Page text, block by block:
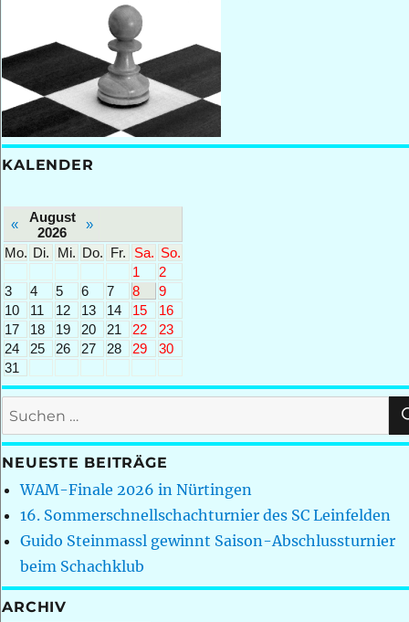
KALENDER
«
August
2026
»
Mo. Di. Mi. Do. Fr. Sa. So.
1
2
3
4 5 6 7 8
9
10
11 12 13 14 15
16
17
18 19 20 21 22
23
24
25 26 27 28 29
30
31
Suchen
nach:
NEUESTE BEITRÄGE
WAM-Finale 2026 in Nürtingen
16. Sommerschnellschachturnier des SC Leinfelden
Guido Steinmassl gewinnt Saison-Abschlussturnier
beim Schachklub
ARCHIV